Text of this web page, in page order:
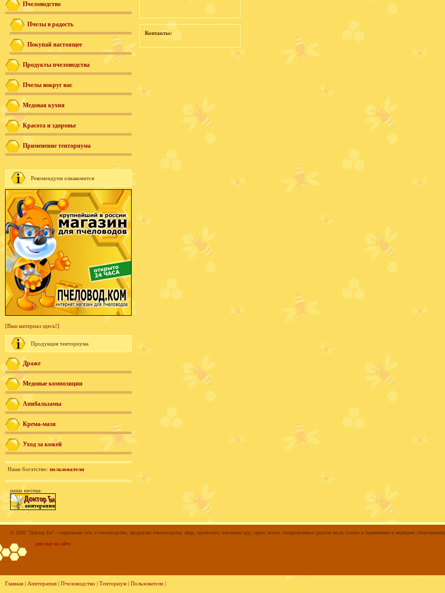
Пчеловодство
Пчелы в радость
Покупай настоящее
Продукты пчеловодства
Пчелы вокруг нас
Медовая кухня
Красота и здоровье
Применение тенториума
Рекомендуем ознакомится
[Ваш материал здесь!]
Продукция тенториума
Драже
Медовые композиции
Апибальзамы
Крема-мази
Уход за кожей
Наше богатство: пользователи
наша кнопка:
Контакты:
© 2008 "Доктор Би" - социальная сеть о пчеловодстве, продуктах пчеловодства, мёде, прополисе, пчелином яде, перге, воске, лекарственных средств на их основе и применении в медицине (Апитерапии).
реклама на сайте
Главная | Апитерапия | Пчеловодство | Тенториум | Пользователи |